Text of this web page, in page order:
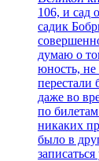
106, и сад
садик
думаю о
юность, не
перестали
даже во
по
никаких
было в